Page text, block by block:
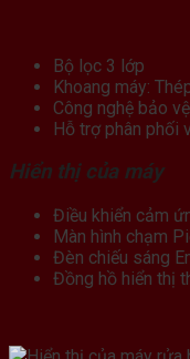
Bộ lọc 3 lớp
Khoang máy:
Công nghệ bảo
Hỗ trợ phân phối
Hiển thị của máy
Điều khiển cảm
Màn hình chạm
Đèn chiếu sáng
Đồng hồ hiển thị